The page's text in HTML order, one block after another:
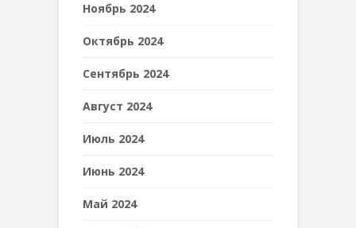
Ноябрь 2024
Октябрь 2024
Сентябрь 2024
Август 2024
Июль 2024
Июнь 2024
Май 2024